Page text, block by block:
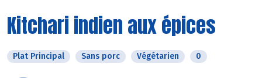
Kitchari indien aux épices
Plat Principal Sans porc Végétarien 0